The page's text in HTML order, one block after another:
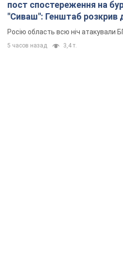
пост спостереження на
"Сиваш": Генштаб розкрив
Росію область всю ніч атакували
5 часов назад 3,4 т.